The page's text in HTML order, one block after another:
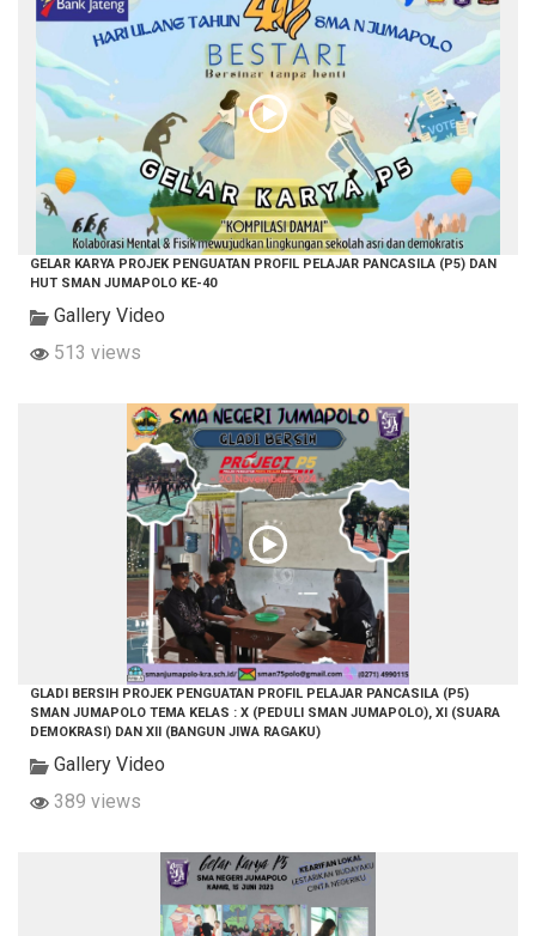
GELAR KARYA PROJEK PENGUATAN PROFIL PELAJAR PANCASILA (P5) DAN
HUT SMAN JUMAPOLO KE-40
Gallery Video
513 views
GLADI BERSIH PROJEK PENGUATAN PROFIL PELAJAR PANCASILA (P5)
SMAN JUMAPOLO TEMA KELAS : X (PEDULI SMAN JUMAPOLO), XI (SUARA
DEMOKRASI) DAN XII (BANGUN JIWA RAGAKU)
Gallery Video
389 views